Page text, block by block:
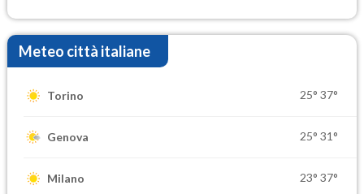
Meteo città italiane
Torino 25° 37°
Genova 25° 31°
Milano 23° 37°